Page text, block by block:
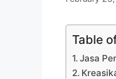
Table
Jasa